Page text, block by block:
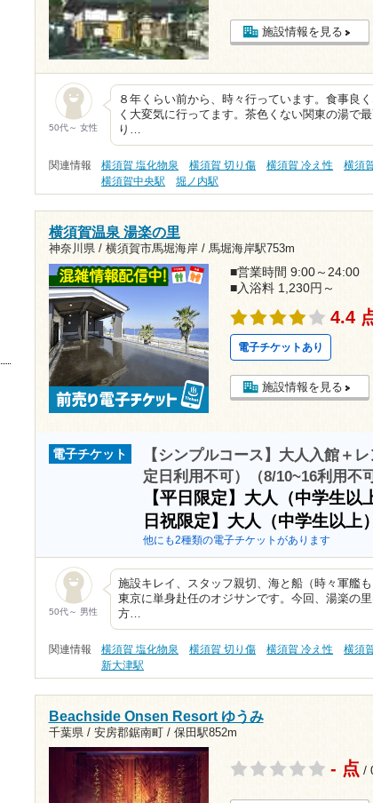
施設情報を見る
50代～ 女性
８年くらい前から、時々行っています。食事良
く大変気に行ってます。茶色くない関東の湯で
り…
関連情報 横須賀 塩化物泉 横須賀 切り傷 横須賀 冷え性 横須
横須賀中央駅
堀ノ内駅
横須賀温泉 湯楽の里
神奈川県 / 横須賀市馬堀海岸 / 馬堀海岸駅753m
■営業時間 9:00～24:00
■入浴料 1,230円～
4.4
電子チケットあり
施設情報を見る
電子チケット
【シンプルコース】大人入館＋
定日利用不可）（8/10~16利用不可
【平日限定】大人（中学生以
日祝限定】大人（中学生以上
他にも2種類の電子チケットがあります
50代～ 男性
施設キレイ、スタッフ親切、海と船（時々軍艦
東京に単身赴任のオジサンです。今回、湯楽の
方…
関連情報 横須賀 塩化物泉 横須賀 切り傷 横須賀 冷え性 横須
新大津駅
Beachside Onsen Resort ゆうみ
千葉県 / 安房郡鋸南町 / 保田駅852m
- 点 /